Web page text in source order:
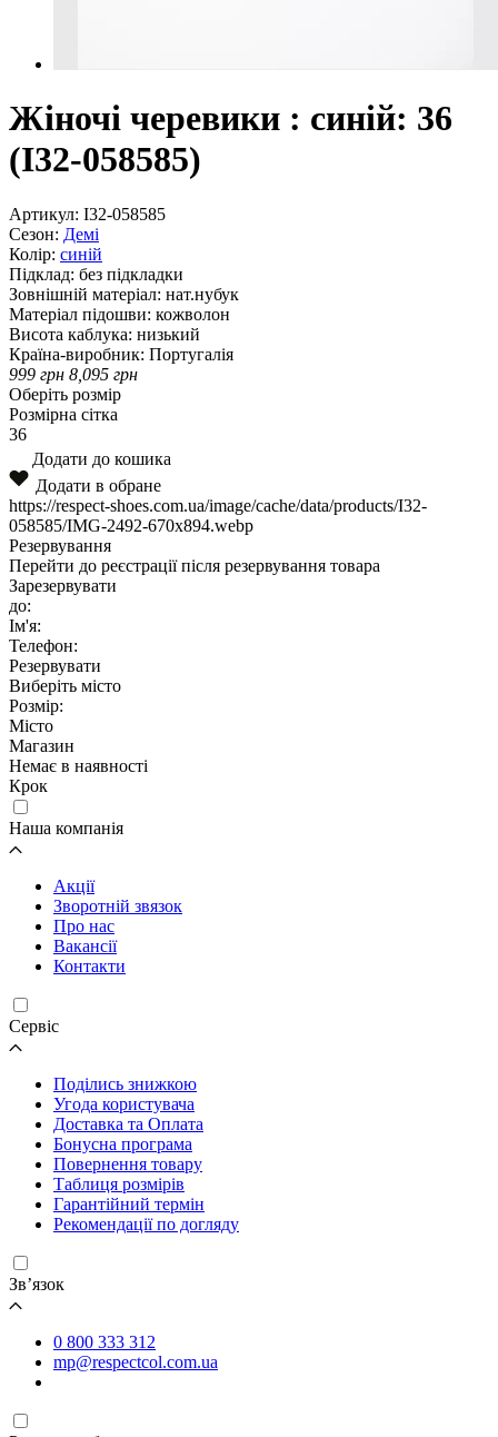
Жіночі черевики : синій: 36
(I32-058585)
Артикул: I32-058585
Сезон: Демі
Колір: синій
Підклад: без підкладки
Зовнішній матеріал: нат.нубук
Матеріал підошви: кожволон
Висота каблука: низький
Країна-виробник: Португалія
999 грн 8,095 грн
Оберіть розмір
Розмірна сітка
36
Додати до кошика
Додати в обране
https://respect-shoes.com.ua/image/cache/data/products/I32-
058585/IMG-2492-670x894.webp
Резервування
Перейти до реєстрації після резервування товара
Зарезервувати
до:
Ім'я:
Телефон:
Резервувати
Виберіть місто
Розмір:
Місто
Магазин
Немає в наявності
Крок
Наша компанія
Акції
Зворотній звязок
Про нас
Вакансії
Контакти
Cервіс
Поділись знижкою
Угода користувача
Доставка та Оплата
Бонусна програма
Повернення товару
Таблиця розмірів
Гарантійний термін
Рекомендації по догляду
Зв’язок
0 800 333 312
mp@respectcol.com.ua